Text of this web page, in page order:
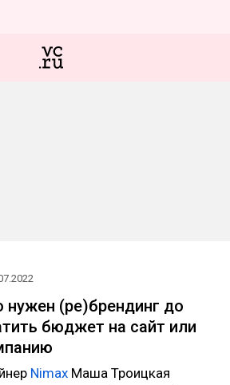
нужен (ре)брендинг до
бюджет на сайт или
Nimax Маша Троицкая